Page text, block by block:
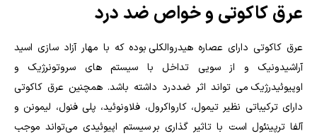
عرق کاکوتی و خواص ضد درد
عرق کاکوتی دارای عصاره هیدروالکلی بوده که با مهار آزاد سازی اسید
آراشیدونیک و از سویی تداخل با سیستم های سروتونرژیک و
اوپیوئیدرژیک می تواند اثر ضددرد داشته باشد. همچنین عرق کاکوتی
دارای ترکیباتی نظیر تیمول، کارواکرول، فلاونوئید، پلی فنول، لیمونن و
آلفا ترپینئول است با تاثیر گذاری بر سیستم اپیوئیدی می‌تواند موجب